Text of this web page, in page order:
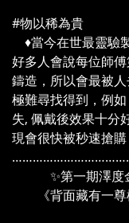
#物以稀為貴
♦️當今在世最靈驗
好多人會說每位師
鑄造，所以會最被
極難尋找得到，例
失, 佩戴後效果十分
現會很快被秒速搶
✨第一期澤度金
《背面藏有一尊